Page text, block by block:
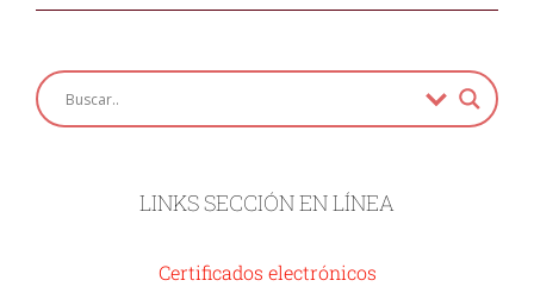
LINKS SECCIÓN EN LÍNEA
Certificados electrónicos